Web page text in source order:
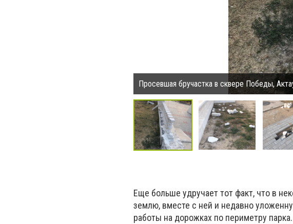
Просевшая бручастка в сквере Победы,
Еще больше удручает тот факт, что в
землю, вместе с ней и недавно
работы на дорожках по периметру парка.